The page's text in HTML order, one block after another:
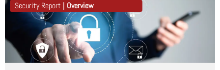
Security Report | Overview